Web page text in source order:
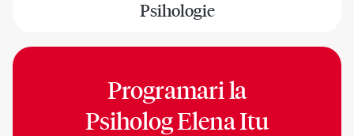
Psihologie
Programari la
Psiholog Elena Itu